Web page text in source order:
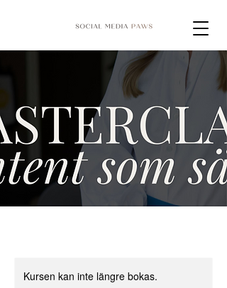
Kursen kan inte längre bokas.